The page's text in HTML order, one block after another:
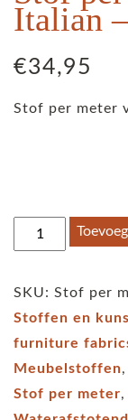
Italian
€34,95
Stof per meter
Stof
per
coffee
SKU: Stof per
Stoffen en
furniture
Meubelstoffen,
Stof per meter,